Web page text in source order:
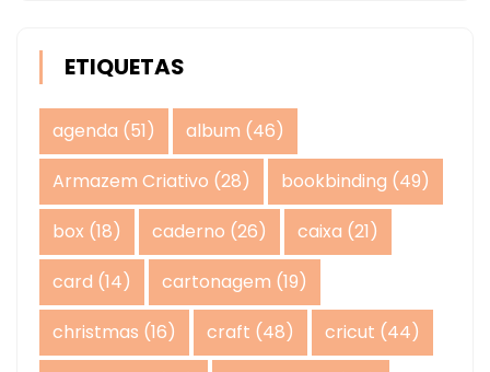
ETIQUETAS
agenda (51) album (46)
Armazem Criativo (28) bookbinding (49)
box (18) caderno (26) caixa (21)
card (14) cartonagem (19)
christmas (16) craft (48) cricut (44)